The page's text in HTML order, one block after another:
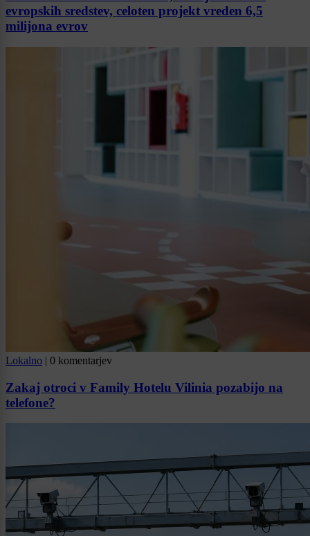
evropskih sredstev, celoten projekt vreden 6,5
milijona evrov
Lokalno | 0 komentarjev
Zakaj otroci v Family Hotelu Vilinia pozabijo na
telefone?